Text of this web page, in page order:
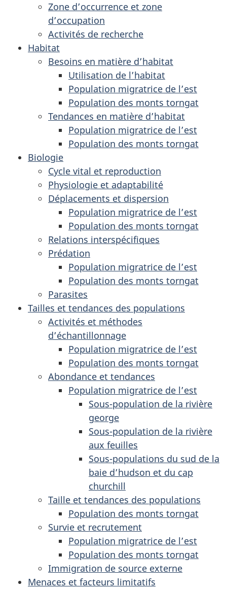
Zone d’occurrence et zone
d’occupation
Activités de recherche
Habitat
Besoins en matière d’habitat
Utilisation de l’habitat
Population migratrice de l’est
Population des monts torngat
Tendances en matière d’habitat
Population migratrice de l’est
Population des monts torngat
Biologie
Cycle vital et reproduction
Physiologie et adaptabilité
Déplacements et dispersion
Population migratrice de l’est
Population des monts torngat
Relations interspécifiques
Prédation
Population migratrice de l’est
Population des monts torngat
Parasites
Tailles et tendances des populations
Activités et méthodes
d’échantillonnage
Population migratrice de l’est
Population des monts torngat
Abondance et tendances
Population migratrice de l’est
Sous-population de la rivière
george
Sous-population de la rivière
aux feuilles
Sous-populations du sud de la
baie d’hudson et du cap
churchill
Taille et tendances des populations
Population des monts torngat
Survie et recrutement
Population migratrice de l’est
Population des monts torngat
Immigration de source externe
Menaces et facteurs limitatifs